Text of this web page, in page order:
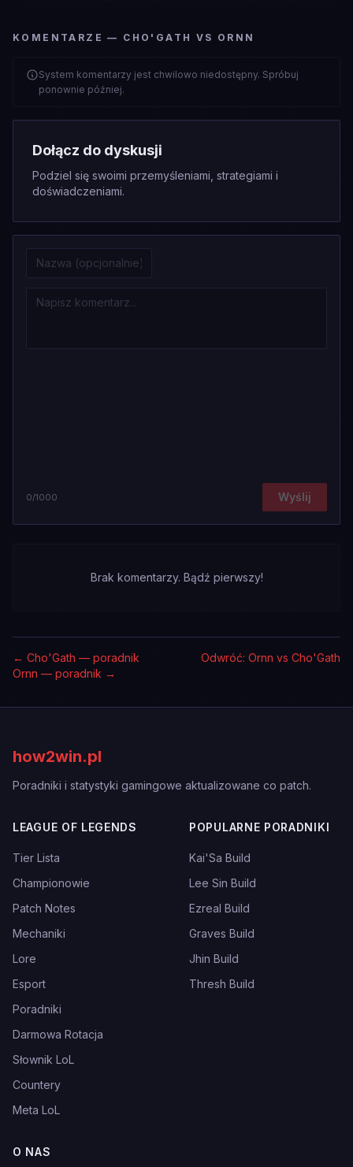
KOMENTARZE — CHO'GATH VS ORNN
System komentarzy jest chwilowo niedostępny. Spróbuj
ponownie później.
Dołącz do dyskusji
Podziel się swoimi przemyśleniami, strategiami i
doświadczeniami.
0/1000 Wyślij
Brak komentarzy. Bądź pierwszy!
← Cho'Gath — poradnik
Odwróć: Ornn vs Cho'Gath
Ornn — poradnik →
how2win.pl
Poradniki i statystyki gamingowe aktualizowane co patch.
LEAGUE OF LEGENDS
Tier Lista
Championowie
Patch Notes
Mechaniki
Lore
Esport
Poradniki
Darmowa Rotacja
Słownik LoL
Countery
Meta LoL
POPULARNE PORADNIKI
Kai'Sa Build
Lee Sin Build
Ezreal Build
Graves Build
Jhin Build
Thresh Build
O NAS